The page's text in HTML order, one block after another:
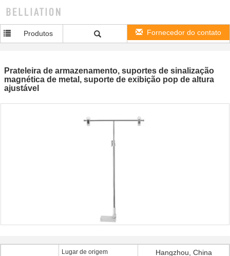
Produtos Fornecedor do contato
Prateleira de armazenamento, suportes de sinalização
magnética de metal, suporte de exibição pop de altura
ajustável
Lugar de origem Hangzhou, China